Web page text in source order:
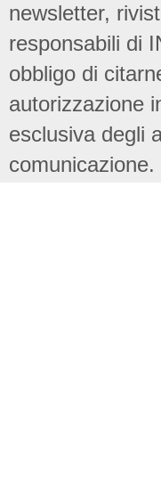
newsletter,
responsabili di
obbligo di
autorizzazione
esclusiva degli